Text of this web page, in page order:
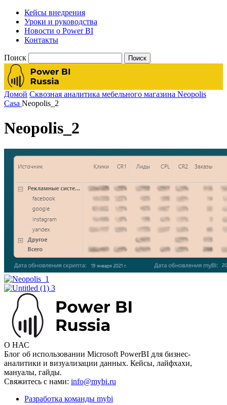
Кейсы внедрения
Уроки и руководства
Новости о Power BI
Контакты
Поиск
Домой Сквозная аналитика мебельного магазина Neopolis
Casa Neopolis_2
Neopolis_2
О НАС
Блог об использовании Microsoft PowerBI для бизнес-
аналитики и визуализации данных. Кейсы, лайфхахи,
мануалы, гайды.
Свяжитесь с нами: info@mybi.ru
Разработка команды mybi